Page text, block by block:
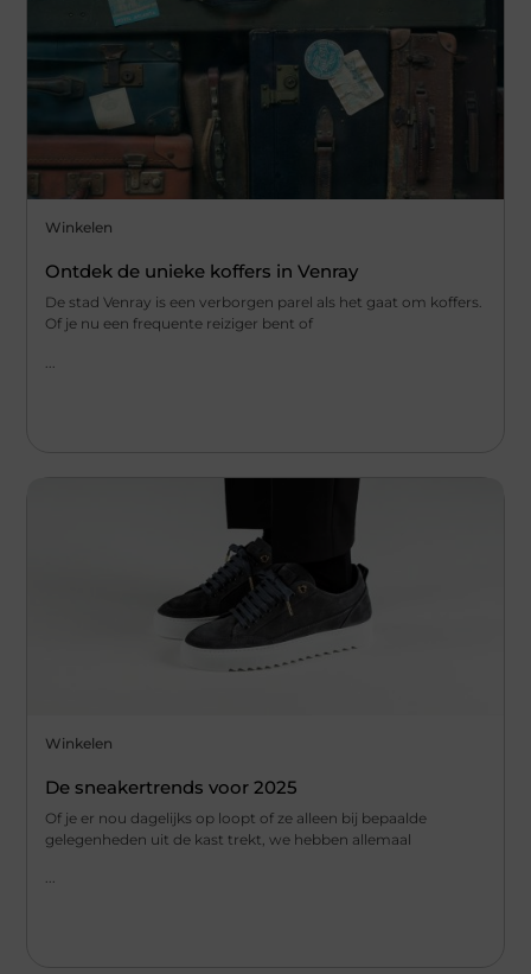
Winkelen
Ontdek de unieke koffers in Venray
De stad Venray is een verborgen parel als het gaat om koffers.
Of je nu een frequente reiziger bent of
Winkelen
De sneakertrends voor 2025
Of je er nou dagelijks op loopt of ze alleen bij bepaalde
gelegenheden uit de kast trekt, we hebben allemaal